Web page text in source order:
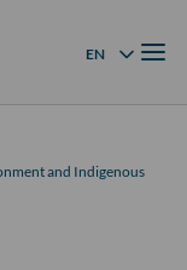
EN
Language menu
Menu
and Indigenous